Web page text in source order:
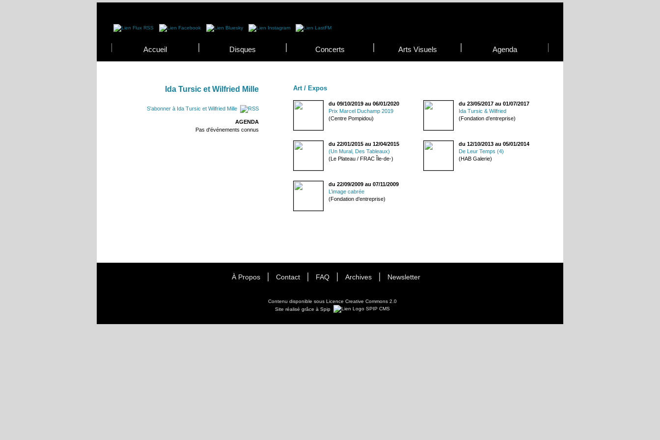
Accueil Disques Concerts Arts Visuels Agenda
Ida Tursic et Wilfried Mille
S'abonner à Ida Tursic et Wilfried Mille
AGENDA
Pas d'événements connus
Art / Expos
du 09/10/2019 au 06/01/2020
Prix Marcel Duchamp 2019
(Centre Pompidou)
du 23/05/2017 au 01/07/2017
Ida Tursic & Wilfried
(Fondation d’entreprise)
du 22/01/2015 au 12/04/2015
(Un Mural, Des Tableaux)
(Le Plateau / FRAC Île-de-)
du 12/10/2013 au 05/01/2014
De Leur Temps (4)
(HAB Galerie)
du 22/09/2009 au 07/11/2009
L’image cabrée
(Fondation d’entreprise)
À Propos Contact FAQ Archives Newsletter
Contenu disponible sous Licence Creative Commons 2.0
Site réalisé grâce à Spip